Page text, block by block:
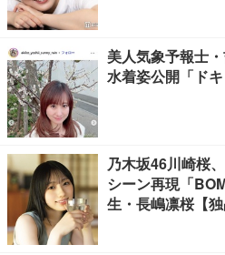
美人気象予報士
水着姿公開「ド
乃木坂46川崎桜
シーン再現「
生・長嶋凛桜【独